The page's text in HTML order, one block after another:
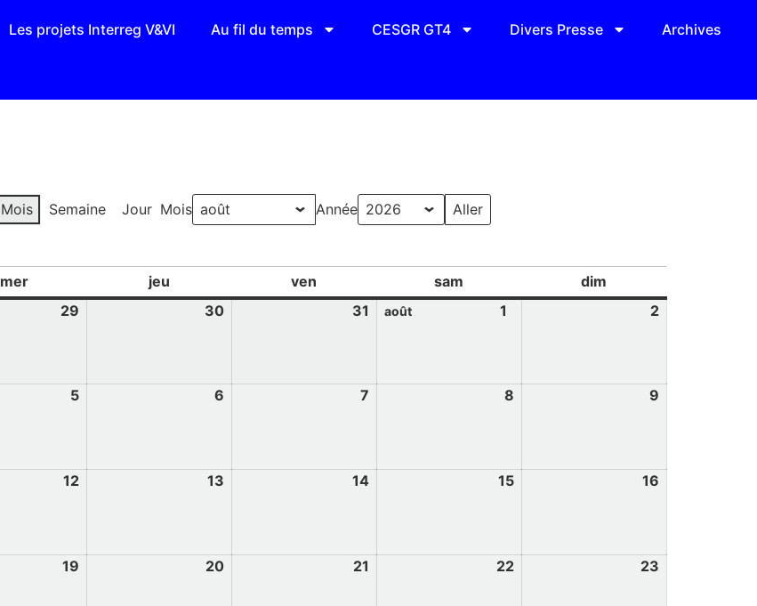
Les projets Interreg V&VI Au fil du temps CESGR GT4 Divers Presse Archives
Mois Semaine Jour Mois
Année
mer jeu ven sam
dim
29 30 31 août 1 2
5 6 7 8 9
12 13 14 15 16
19 20 21 22 23